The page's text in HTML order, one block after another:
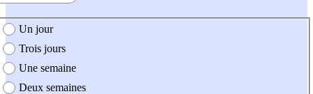
création de l'offre
Un jour
Trois jours
Une semaine
Deux semaines